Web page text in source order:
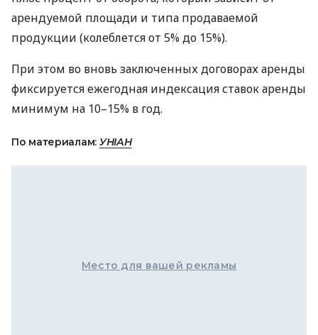
арендуемой площади и типа продаваемой
продукции (колеблется от 5% до 15%).
При этом во вновь заключенных договорах аренды
фиксируется ежегодная индексация ставок аренды
минимум на 10–15% в год.
По материалам: УНІАН
Место для вашей рекламы